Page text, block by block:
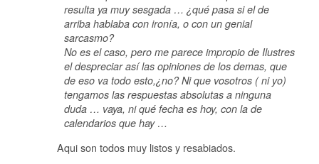
resulta ya muy sesgada … ¿qué pasa si el de
arriba hablaba con ironía, o con un genial
sarcasmo?
No es el caso, pero me parece impropio de Ilustres
el despreciar así las opiniones de los demas, que
de eso va todo esto,¿no? Ni que vosotros ( ni yo)
tengamos las respuestas absolutas a ninguna
duda … vaya, ni qué fecha es hoy, con la de
calendarios que hay …
Aqui son todos muy listos y resabiados.